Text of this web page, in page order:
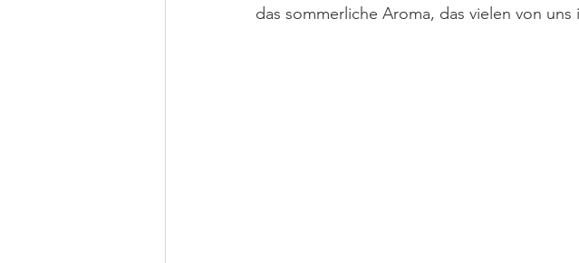
das sommerliche Aroma, das vielen von